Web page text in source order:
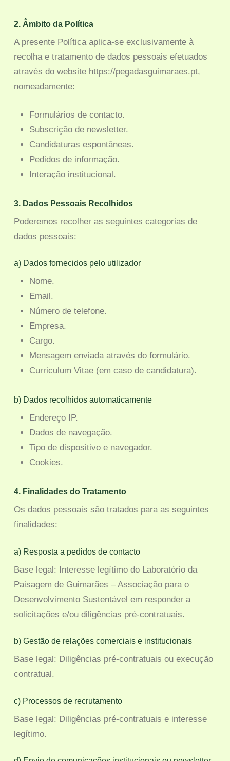
2. Âmbito da Política
A presente Política aplica-se exclusivamente à
recolha e tratamento de dados pessoais efetuados
através do website https://pegadasguimaraes.pt,
nomeadamente:
Formulários de contacto.
Subscrição de newsletter.
Candidaturas espontâneas.
Pedidos de informação.
Interação institucional.
3. Dados Pessoais Recolhidos
Poderemos recolher as seguintes categorias de
dados pessoais:
a) Dados fornecidos pelo utilizador
Nome.
Email.
Número de telefone.
Empresa.
Cargo.
Mensagem enviada através do formulário.
Curriculum Vitae (em caso de candidatura).
b) Dados recolhidos automaticamente
Endereço IP.
Dados de navegação.
Tipo de dispositivo e navegador.
Cookies.
4. Finalidades do Tratamento
Os dados pessoais são tratados para as seguintes
finalidades:
a) Resposta a pedidos de contacto
Base legal: Interesse legítimo do Laboratório da
Paisagem de Guimarães – Associação para o
Desenvolvimento Sustentável em responder a
solicitações e/ou diligências pré-contratuais.
b) Gestão de relações comerciais e institucionais
Base legal: Diligências pré-contratuais ou execução
contratual.
c) Processos de recrutamento
Base legal: Diligências pré-contratuais e interesse
legítimo.